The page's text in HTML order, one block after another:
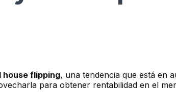
house flipping, una tendencia que está en
para obtener rentabilidad en el